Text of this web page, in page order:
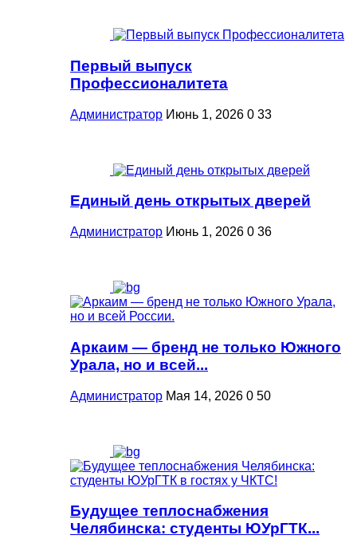
Первый выпуск
Профессионалитета
Администратор Июнь 1, 2026 0 33
Единый день открытых дверей
Администратор Июнь 1, 2026 0 36
Аркаим — бренд не только Южного
Урала, но и всей...
Администратор Мая 14, 2026 0 50
Будущее теплоснабжения
Челябинска: студенты ЮУрГТК...